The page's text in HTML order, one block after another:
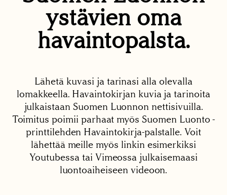
ystävien oma
havaintopalsta.
Lähetä kuvasi ja tarinasi alla olevalla
lomakkeella. Havaintokirjan kuvia ja tarinoita
julkaistaan Suomen Luonnon nettisivuilla.
Toimitus poimii parhaat myös Suomen Luonto -
printtilehden Havaintokirja-palstalle. Voit
lähettää meille myös linkin esimerkiksi
Youtubessa tai Vimeossa julkaisemaasi
luontoaiheiseen videoon.